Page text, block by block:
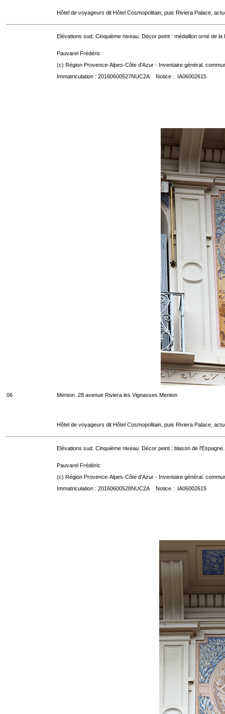
Hôtel de voyageurs dit Hôtel Cosmopolitain, puis Riviera Palace,
Elévations sud. Cinquième niveau. Décor peint : médaillon orné de la
Pauvarel Frédéric
(c) Région Provence-Alpes-Côte d'Azur - Inventaire général.
Immatriculation : 20160600527NUC2A Notice : IA06002615
06 Menton. 28 avenue Riviera les Vignasses Menton
Hôtel de voyageurs dit Hôtel Cosmopolitain, puis Riviera Palace,
Elévations sud. Cinquième niveau. Décor peint : blason de l'Espagne.
Pauvarel Frédéric
(c) Région Provence-Alpes-Côte d'Azur - Inventaire général.
Immatriculation : 20160600528NUC2A Notice : IA06002615